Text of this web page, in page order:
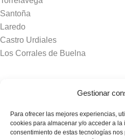
Gestionar
Para ofrecer las mejores experiencias,
cookies para almacenar y/o acceder a la
consentimiento de estas tecnologías nos
Santoña
Laredo
Castro Urdiales
Los Corrales de Buelna
Sierrallana
Real Valle de Cayón